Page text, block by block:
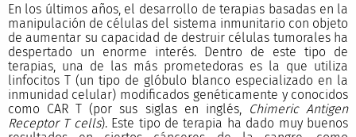
En los últimos años, el desarrollo de terapias basadas en la
manipulación de células del sistema inmunitario con objeto
de aumentar su capacidad de destruir células tumorales ha
despertado un enorme interés. Dentro de este tipo de
terapias, una de las más prometedoras es la que utiliza
linfocitos T (un tipo de glóbulo blanco especializado en la
inmunidad celular) modificados genéticamente y conocidos
como CAR T (por sus siglas en inglés, Chimeric Antigen
Receptor T cells). Este tipo de terapia ha dado muy buenos